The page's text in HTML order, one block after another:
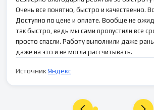
Очень все понятно, быстро и качественно.
Доступно по цене и оплате. Вообще не
так быстро, ведь мы сами пропустили все
просто спасли. Работу выполнили даже
даже на это и не могла рассчитывать.
ИсточникЯндекс